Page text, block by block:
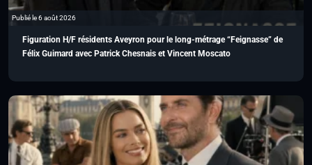
Publié le 6 août 2026
Figuration H/F résidents Aveyron pour le long-métrage “Feignasse” de
Félix Guimard avec Patrick Chesnais et Vincent Moscato